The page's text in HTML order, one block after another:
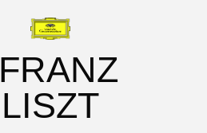
FRANZ
LISZT